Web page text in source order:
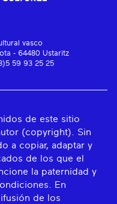
vasco
- 64480 Ustaritz
59 93 25 25
de este sitio
(copyright). Sin
a copiar, adaptar y
de los que el
la paternidad y
En
de los